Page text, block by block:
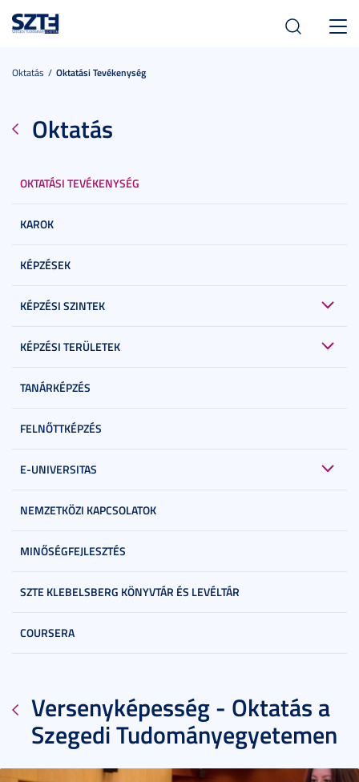
Oktatás Oktatási Tevékenység
Oktatás
OKTATÁSI TEVÉKENYSÉG
KAROK
KÉPZÉSEK
KÉPZÉSI SZINTEK
KÉPZÉSI TERÜLETEK
TANÁRKÉPZÉS
FELNŐTTKÉPZÉS
E-UNIVERSITAS
NEMZETKÖZI KAPCSOLATOK
MINŐSÉGFEJLESZTÉS
SZTE KLEBELSBERG KÖNYVTÁR ÉS LEVÉLTÁR
COURSERA
Versenyképesség - Oktatás a
Szegedi Tudományegyetemen